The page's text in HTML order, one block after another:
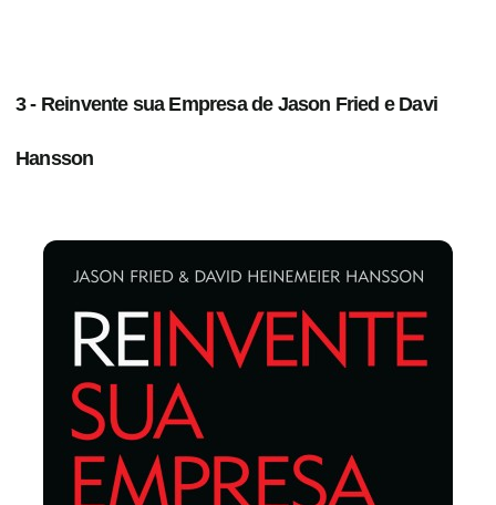
3 - Reinvente sua Empresa de Jason Fried e Davi
Hansson